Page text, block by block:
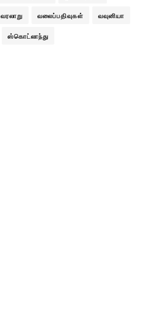
வரலாறு வலைப்பதிவுகள் வவுனியா
ஸ்கொட்லாந்து